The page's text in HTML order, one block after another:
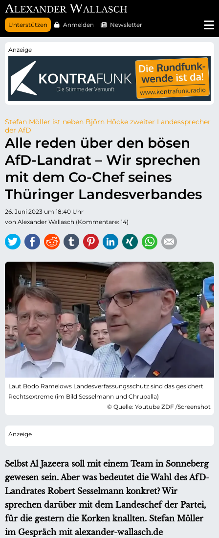
N
a
v
r
s
p
r
i
n
g
n
Unterstützen Anmelden Newsletter
Stefan Möller ist neben Björn Höcke zweiter Landessprecher
der AfD
Alle reden über den bösen
AfD-Landrat – Wir sprechen
mit dem Co-Chef seines
Thüringer Landesverbandes
26. Juni 2023 um 18:40 Uhr
von Alexander Wallasch (Kommentare: 14)
TwitterFacebook
ReddittumblrPinterestLinkedIn
Xing WhatsApp
Laut Bodo Ramelows Landesverfassungsschutz sind das gesichert
Rechtsextreme (im Bild Sesselmann und Chrupalla)
© Quelle: Youtube ZDF /Screenshot
Selbst Al Jazeera soll mit einem Team in Sonneberg
gewesen sein. Aber was bedeutet die Wahl des AfD-
Landrates Robert Sesselmann konkret? Wir
sprechen darüber mit dem Landeschef der Partei,
für die gestern die Korken knallten. Stefan Möller
im Gespräch mit alexander-wallasch.de